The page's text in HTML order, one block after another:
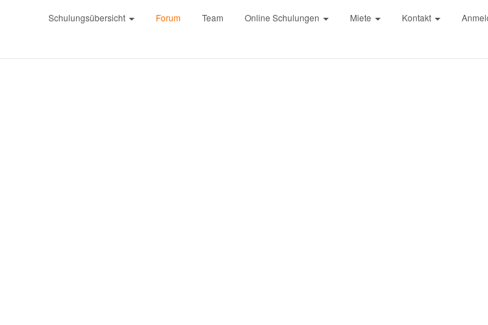
Schulungsübersicht Forum Team Online Schulungen Miete Kontakt